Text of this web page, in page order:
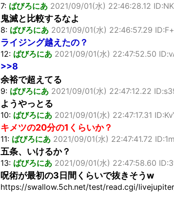
7: ばびろにあ 2021/09/01(水) 22:46:28.12
鬼滅と比較するなよ
8: ばびろにあ 2021/09/01(水) 22:46:57.29
ライジング越えたの？
12: ばびろにあ 2021/09/01(水) 22:47:52.50
>>8
余裕で超えてる
9: ばびろにあ 2021/09/01(水) 22:47:12.22
ようやっとる
10: ばびろにあ 2021/09/01(水) 22:47:17.31
キメツの20分の1くらいか？
11: ばびろにあ 2021/09/01(水) 22:47:41.72
五条、いけるか？
13: ばびろにあ 2021/09/01(水) 22:47:58.60
呪術が最初の3日間くらいで抜きそうw
https://swallow.5ch.net/test/read.cgi/